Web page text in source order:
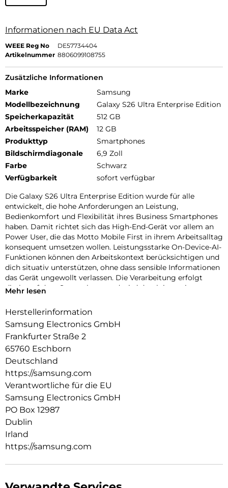
Informationen nach EU Data Act
WEEE Reg No
DE57734404
Artikelnummer 8806099108755
Zusätzliche Informationen
Marke
Samsung
Modellbezeichnung
Galaxy S26 Ultra Enterprise Edition
Speicherkapazität
512 GB
Arbeitsspeicher (RAM)
12 GB
Produkttyp
Smartphones
Bildschirmdiagonale
6,9 Zoll
Farbe
Schwarz
Verfügbarkeit
sofort verfügbar
Die Galaxy S26 Ultra Enterprise Edition wurde für alle
entwickelt, die hohe Anforderungen an Leistung,
Bedienkomfort und Flexibilität ihres Business Smartphones
haben. Damit richtet sich das High-End-Gerät vor allem an
Power User, die das Motto Mobile First in ihrem Arbeitsalltag
konsequent umsetzen wollen. Leistungsstarke On-Device-AI-
Funktionen können den Arbeitskontext berücksichtigen und
dich situativ unterstützen, ohne dass sensible Informationen
das Gerät ungewollt verlassen. Die Verarbeitung erfolgt
direkt auf dem Smartphone und wird durch integrierte
Kontrolle über deine geschäftlichen Daten behältst.
Das klare, helle Display bietet dir auch bei wechselnden
Lichtverhältnissen eine hervorragende Übersicht und wird
durch die S-Pen-Unterstützung zur präzisen Arbeitsfläche.
Notizen, Skizzen und Korrekturen lassen sich so auch
unterwegs effizient umsetzen. Das Privacy Display kann
deine Inhalte zudem vor neugierigen Blicken schützen und
dir auch in öffentlichen Umgebungen einen diskreten Zugriff
auf vertrauliche Informationen ermöglichen.
Das hochentwickelte Kamerasystem eignet sich nicht nur
für Dokumentationen und Scans, sondern auch für
hochwertige Foto- und Videoaufnahmen – ideal für Content
Creation und visuelle Kommunikation auf professionellem
Geräteverwaltung, regelmäßigen Updates und planbarer
Mehr lesen
Herstellerinformation
Samsung Electronics GmbH
Frankfurter Straße 2
65760 Eschborn
Deutschland
https://samsung.com
Verantwortliche für die EU
Samsung Electronics GmbH
PO Box 12987
Dublin
Irland
https://samsung.com